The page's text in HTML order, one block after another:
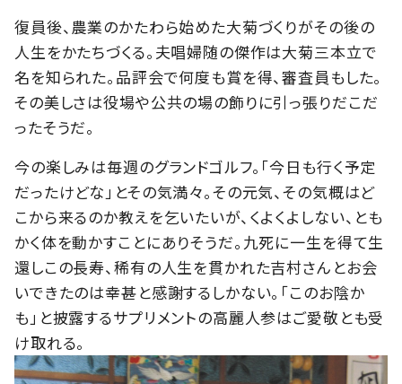
復員後、農業のかたわら始めた大菊づくりがその後の
人生をかたちづくる。夫唱婦随の傑作は大菊三本立で
名を知られた。品評会で何度も賞を得、審査員もした。
その美しさは役場や公共の場の飾りに引っ張りだこだ
ったそうだ。
今の楽しみは毎週のグランドゴルフ。「今日も行く予定
だったけどな」とその気満々。その元気、その気概はど
こから来るのか教えを乞いたいが、くよくよしない、とも
かく体を動かすことにありそうだ。九死に一生を得て生
還しこの長寿、稀有の人生を貫かれた吉村さんとお会
いできたのは幸甚と感謝するしかない。「このお陰か
も」と披露するサプリメントの高麗人参はご愛敬とも受
け取れる。